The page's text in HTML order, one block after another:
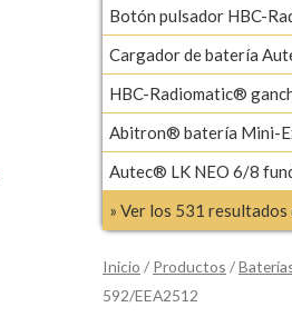
Botón pulsador HBC-
Cargador de batería
HBC-Radiomatic®
Abitron® batería Mini-
Autec® LK NEO 6/8
» Ver los 531 resultados
Inicio / Productos /
592/EEA2512